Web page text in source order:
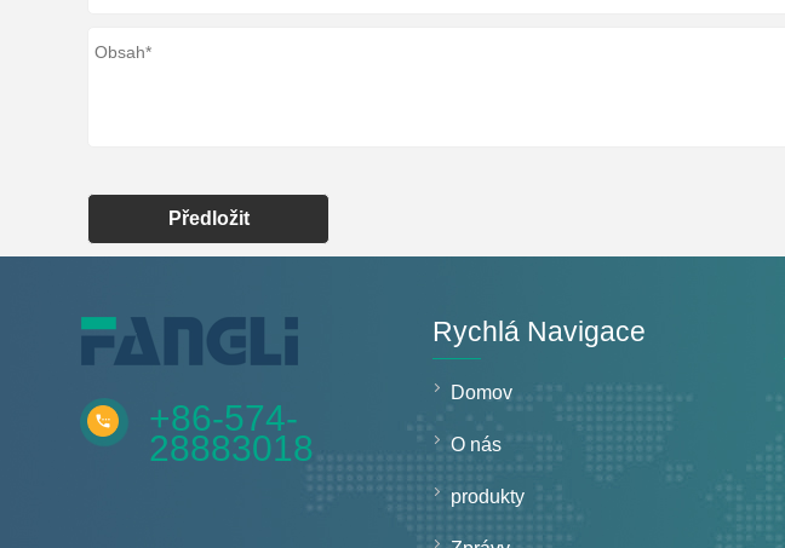
Předložit
+86-574-
28883018
Rychlá Navigace
Domov
O nás
produkty